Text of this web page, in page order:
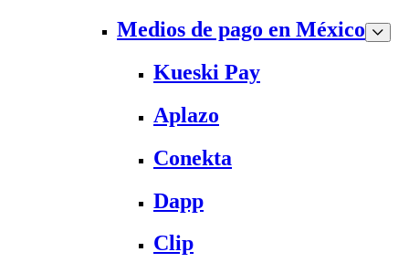
Medios de pago en México
Kueski Pay
Aplazo
Conekta
Dapp
Clip